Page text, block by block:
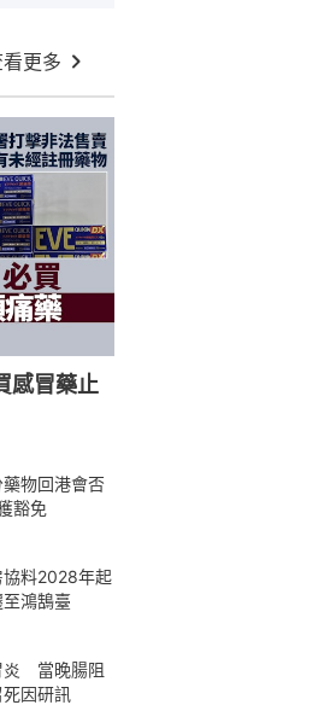
看更多
感冒藥止
物回港會否
豁免
協料2028年起
鴻鵠臺
炎 當晚腸阻
因研訊